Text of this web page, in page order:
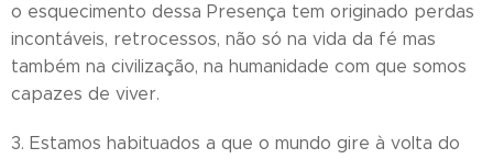
o esquecimento dessa Presença tem originado perdas
incontáveis, retrocessos, não só na vida da fé mas
também na civilização, na humanidade com que somos
capazes de viver.
3. Estamos habituados a que o mundo gire à volta do